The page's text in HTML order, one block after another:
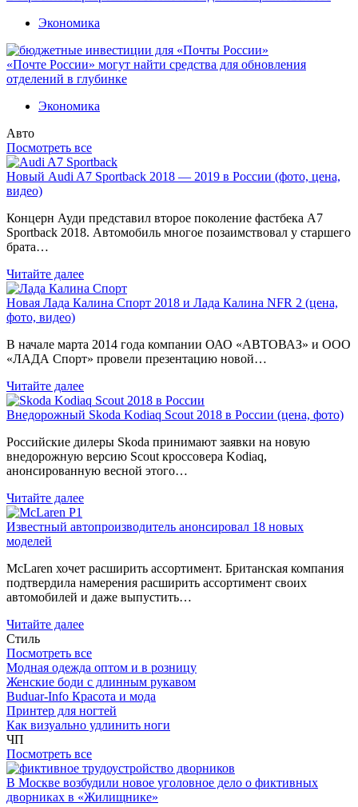
Экономика
«Почте России» могут найти средства для обновления
отделений в глубинке
Экономика
Авто
Посмотреть все
Новый Audi A7 Sportback 2018 — 2019 в России (фото, цена,
видео)
Концерн Ауди представил второе поколение фастбека A7
Sportback 2018. Автомобиль многое позаимствовал у старшего
брата…
Читайте далее
Новая Лада Калина Спорт 2018 и Лада Калина NFR 2 (цена,
фото, видео)
В начале марта 2014 года компании ОАО «АВТОВАЗ» и ООО
«ЛАДА Спорт» провели презентацию новой…
Читайте далее
Внедорожный Skoda Kodiaq Scout 2018 в России (цена, фото)
Российские дилеры Skoda принимают заявки на новую
внедорожную версию Scout кроссовера Kodiaq,
анонсированную весной этого…
Читайте далее
Известный автопроизводитель анонсировал 18 новых
моделей
McLaren хочет расширить ассортимент. Британская компания
подтвердила намерения расширить ассортимент своих
автомобилей и даже выпустить…
Читайте далее
Стиль
Посмотреть все
Модная одежда оптом и в розницу
Женские боди с длинным рукавом
Buduar-Info Красота и мода
Принтер для ногтей
Как визуально удлинить ноги
ЧП
Посмотреть все
В Москве возбудили новое уголовное дело о фиктивных
дворниках в «Жилищнике»